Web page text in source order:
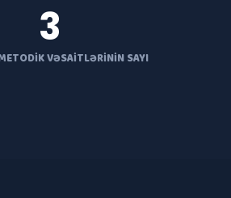
3
VƏSAITLƏRININ SAYI